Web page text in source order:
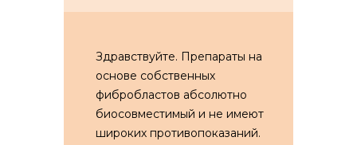
Здравствуйте. Препараты на
основе собственных
фибробластов абсолютно
биосовместимый и не имеют
широких противопоказаний.